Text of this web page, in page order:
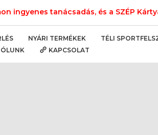
ingyenes tanácsadás, és a SZÉP
NYÁRI TERMÉKEK TÉLI
KAPCSOLAT